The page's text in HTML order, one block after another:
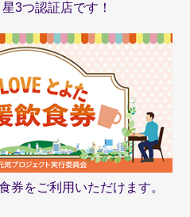
3つ認証店です！
券をご利用いただけます。